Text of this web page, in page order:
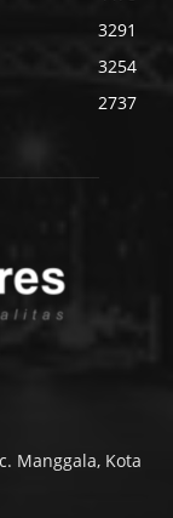
3291
3254
2737
Manggala, Kota